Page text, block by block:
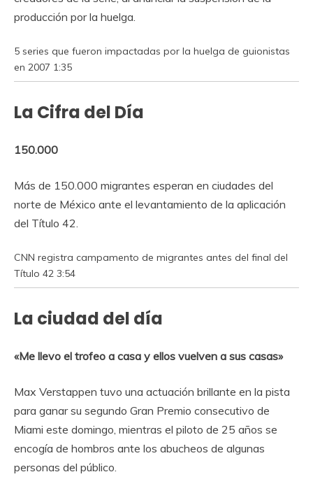
producción por la huelga.
5 series que fueron impactadas por la huelga de guionistas
en 2007 1:35
La Cifra del Día
150.000
Más de 150.000 migrantes esperan en ciudades del
norte de México ante el levantamiento de la aplicación
del Título 42.
CNN registra campamento de migrantes antes del final del
Título 42 3:54
La ciudad del día
«Me llevo el trofeo a casa y ellos vuelven a sus casas»
Max Verstappen tuvo una actuación brillante en la pista
para ganar su segundo Gran Premio consecutivo de
Miami este domingo, mientras el piloto de 25 años se
encogía de hombros ante los abucheos de algunas
personas del público.